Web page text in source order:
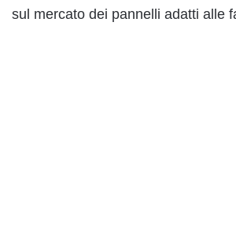
sul mercato dei pannelli adatti alle